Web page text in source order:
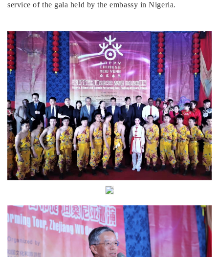
service of the gala held by the embassy in Nigeria.